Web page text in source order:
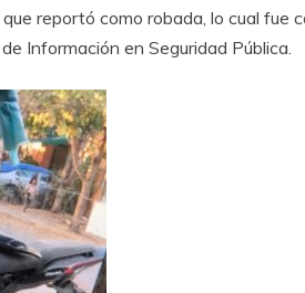
reportó como robada, lo cual fue
Información en Seguridad Pública.